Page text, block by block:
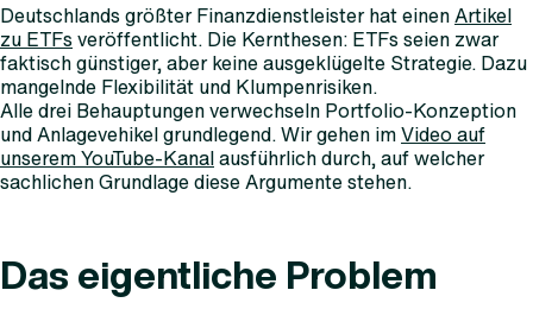
Deutschlands größter Finanzdienstleister hat einenArtikel
zu ETFsveröffentlicht. Die Kernthesen: ETFs seien zwar
faktisch günstiger, aber keine ausgeklügelte Strategie. Dazu
mangelnde Flexibilität und Klumpenrisiken.
Alle drei Behauptungen verwechseln Portfolio-Konzeption
und Anlagevehikel grundlegend. Wir gehen imVideo auf
unserem YouTube-Kanalausführlich durch, auf welcher
sachlichen Grundlage diese Argumente stehen.
Das eigentliche Problem